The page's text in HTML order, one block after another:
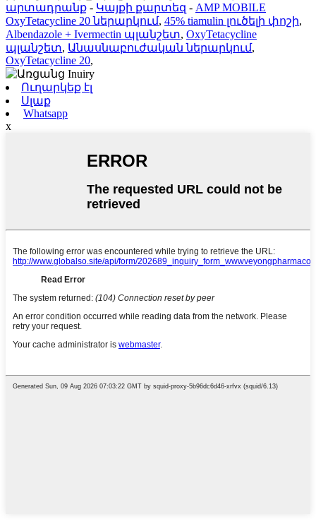
արտադրանք - Կայքի քարտեզ - AMP MOBILE
OxyTetacycline 20 ներարկում, 45% tiamulin լուծելի փոշի,
Albendazole + Ivermectin պլանշետ, OxyTetacycline
պլանշետ, Անասնաբուժական ներարկում,
OxyTetacycline 20,
Ուղարկեք էլ
Սլաք
Whatsapp
x